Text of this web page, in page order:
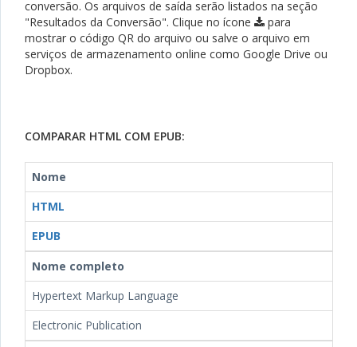
conversão. Os arquivos de saída serão listados na seção
"Resultados da Conversão". Clique no ícone
para
mostrar o código QR do arquivo ou salve o arquivo em
serviços de armazenamento online como Google Drive ou
Dropbox.
COMPARAR HTML COM EPUB:
Nome
HTML
EPUB
Nome completo
Hypertext Markup Language
Electronic Publication